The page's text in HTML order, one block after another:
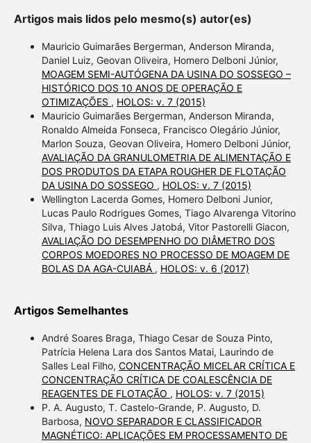
Artigos mais lidos pelo mesmo(s) autor(es)
Mauricio Guimarães Bergerman, Anderson Miranda,
Daniel Luiz, Geovan Oliveira, Homero Delboni Júnior,
MOAGEM SEMI-AUTÓGENA DA USINA DO SOSSEGO –
HISTÓRICO DOS 10 ANOS DE OPERAÇÃO E
OTIMIZAÇÕES , HOLOS: v. 7 (2015)
Mauricio Guimarães Bergerman, Anderson Miranda,
Ronaldo Almeida Fonseca, Francisco Olegário Júnior,
Marlon Souza, Geovan Oliveira, Homero Delboni Júnior,
AVALIAÇÃO DA GRANULOMETRIA DE ALIMENTAÇÃO E
DOS PRODUTOS DA ETAPA ROUGHER DE FLOTAÇÃO
DA USINA DO SOSSEGO , HOLOS: v. 7 (2015)
Wellington Lacerda Gomes, Homero Delboni Junior,
Lucas Paulo Rodrigues Gomes, Tiago Alvarenga Vitorino
Silva, Thiago Luis Alves Jatobá, Vitor Pastorelli Giacon,
AVALIAÇÃO DO DESEMPENHO DO DIÂMETRO DOS
CORPOS MOEDORES NO PROCESSO DE MOAGEM DE
BOLAS DA AGA-CUIABÁ , HOLOS: v. 6 (2017)
Artigos Semelhantes
André Soares Braga, Thiago Cesar de Souza Pinto,
Patrícia Helena Lara dos Santos Matai, Laurindo de
Salles Leal Filho, CONCENTRAÇÃO MICELAR CRÍTICA E
CONCENTRAÇÃO CRÍTICA DE COALESCÊNCIA DE
REAGENTES DE FLOTAÇÃO , HOLOS: v. 7 (2015)
P. A. Augusto, T. Castelo-Grande, P. Augusto, D.
Barbosa, NOVO SEPARADOR E CLASSIFICADOR
MAGNÉTICO: APLICAÇÕES EM PROCESSAMENTO DE